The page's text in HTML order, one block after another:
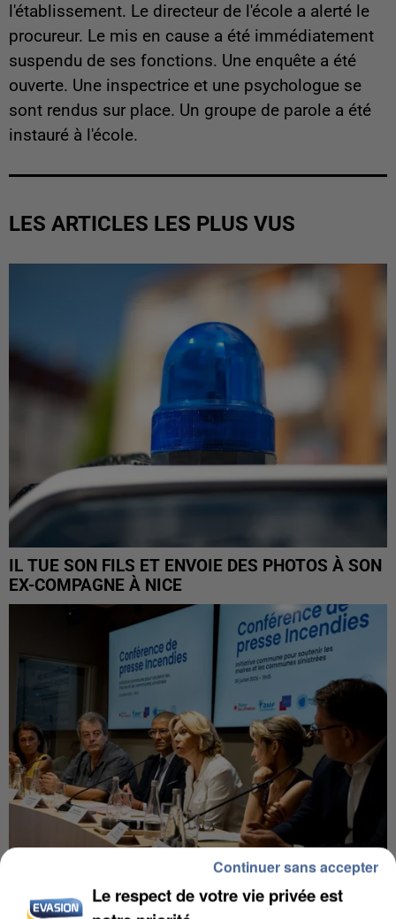
l'établissement. Le directeur de l'école a alerté le
procureur. Le mis en cause a été immédiatement
suspendu de ses fonctions. Une enquête a été
ouverte. Une inspectrice et une psychologue se
sont rendus sur place. Un groupe de parole a été
instauré à l'école.
LES ARTICLES LES PLUS VUS
IL TUE SON FILS ET ENVOIE DES PHOTOS À SON
EX-COMPAGNE À NICE
INCENDIES : L’ÎLE-DE-FRANCE LANCE UN ÉLAN
Le respect de votre vie privée est
Continuer sans accepter